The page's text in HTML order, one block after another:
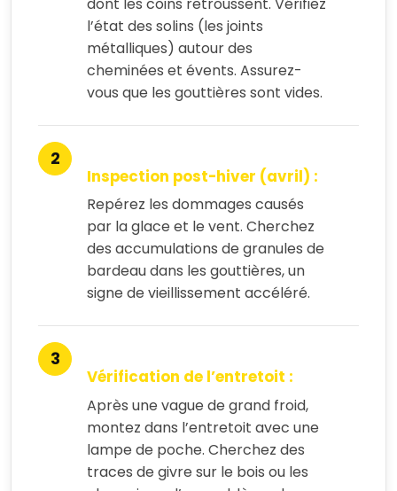
l’état des solins (les joints
métalliques) autour des
cheminées et évents. Assurez-
vous que les gouttières sont vides.
Inspection post-hiver (avril) :
Repérez les dommages causés
par la glace et le vent. Cherchez
des accumulations de granules de
bardeau dans les gouttières, un
signe de vieillissement accéléré.
Vérification de l’entretoit :
Après une vague de grand froid,
montez dans l’entretoit avec une
lampe de poche. Cherchez des
traces de givre sur le bois ou les